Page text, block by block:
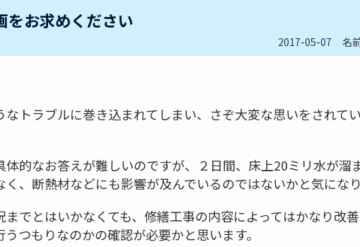
をお求めください
2017-05-07 名
トラブルに巻き込まれてしまい、さぞ大変な思いをされて
的なお答えが難しいのですが、２日間、床上20ミリ水が溜
、断熱材などにも影響が及んでいるのではないかと気になり
でとはいかなくても、修繕工事の内容によってはかなり改
つもりなのかの確認が必要かと思います。